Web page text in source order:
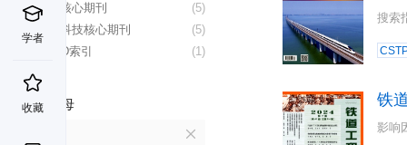
学者
收藏
(5)
北大核心期刊
(5)
中国科技核心期刊
(1)
CSCD索引
首字母
搜索
铁
影响